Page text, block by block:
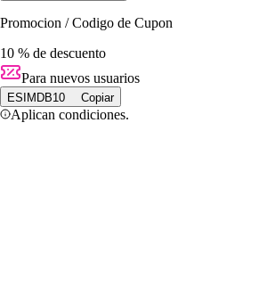
Promocion / Codigo de Cupon
10 % de descuento
Para nuevos usuarios
ESIMDB10 Copiar
Aplican condiciones.